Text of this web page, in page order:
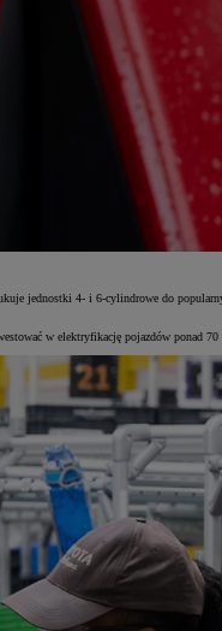
jednostki 4- i 6-cylindrowe do
w elektryfikację pojazdów ponad 70